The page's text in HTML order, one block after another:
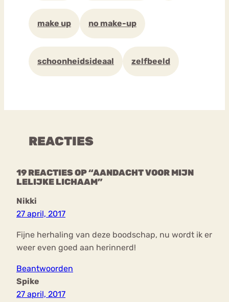
make up no make-up
schoonheidsideaal zelfbeeld
REACTIES
19 REACTIES OP “AANDACHT VOOR MIJN
LELIJKE LICHAAM”
Nikki
27 april, 2017
Fijne herhaling van deze boodschap, nu wordt ik er
weer even goed aan herinnerd!
Beantwoorden
Spike
27 april, 2017